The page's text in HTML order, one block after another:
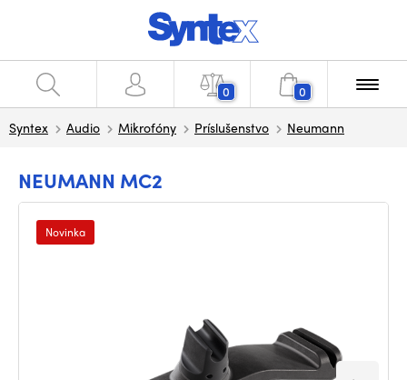
0 0
Syntex Audio Mikrofóny Príslušenstvo Neumann
NEUMANN MC2
Novinka